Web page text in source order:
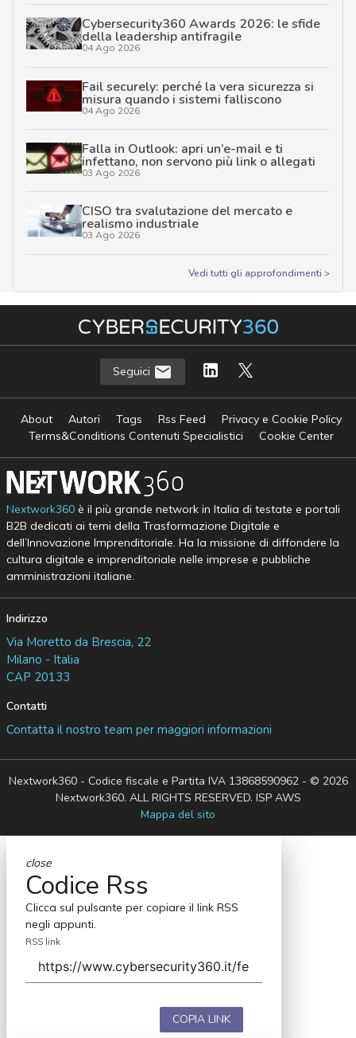
Cybersecurity360 Awards 2026: le sfide
della leadership antifragile
04 Ago 2026
Fail securely: perché la vera sicurezza si
misura quando i sistemi falliscono
04 Ago 2026
Falla in Outlook: apri un’e-mail e ti
infettano, non servono più link o allegati
03 Ago 2026
CISO tra svalutazione del mercato e
realismo industriale
03 Ago 2026
Vedi tutti gli approfondimenti >
Seguici
About Autori Tags Rss Feed
Privacy e Cookie Policy
Terms&Conditions Contenuti Specialistici
Cookie Center
Nextwork360è il più grande network in Italia di testate e portali
B2B dedicati ai temi della Trasformazione Digitale e
dell’Innovazione Imprenditoriale. Ha la missione di diffondere la
cultura digitale e imprenditoriale nelle imprese e pubbliche
amministrazioni italiane.
Indirizzo
Via Moretto da Brescia, 22
Milano - Italia
CAP 20133
Contatti
Contatta il nostro team per maggiori informazioni
Nextwork360 - Codice fiscale e Partita IVA 13868590962 - © 2026
Nextwork360. ALL RIGHTS RESERVED. ISP AWS
Mappa del sito
close
Codice Rss
Clicca sul pulsante per copiare il link RSS
negli appunti.
RSS link
COPIA LINK